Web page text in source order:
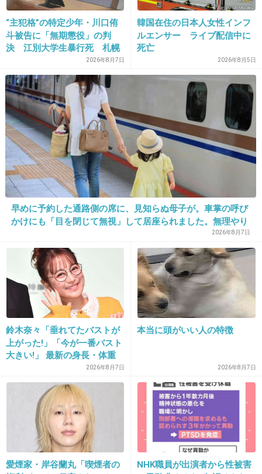
しかった
出典：cache5.amanaimages.com
18. 匿名2014/04/10(木) 18:38:17
私は髪を伸ばしたかったのに、無理やり美容院
連れて行かれてショートヘアーにされてた。
ロングの女の子が本当に羨ましくて、憧れでし
た。
かセミロングです。
+99 -0
19. 匿名2014/04/10(木) 18:38:43
親が自分の子供(私)だけをめいいっぱい褒め
親が私が子供の頃した恥ずかしい行動を言いふ
らす。 かな(笑)
いいんだけど、気持ちは分かるんだけど。恥ず
“主犯格”の特定少年・川口侑
斗被告に「無期懲役」の判
決 江別大学生暴行死 札幌
2026年8月7日
韓国在住の日本人女性インフ
ルエンサー ライブ配信中に
死亡
2026年8月5日
早めに予約した通路側の席に、見知らぬ母子が。車掌の呼び
かけにも「目を閉じて無視」して居座られました。無理やり
奪われた席は、結局“やったもん勝ち”になってしまうのでし
ょうか？
2026年8月7日
鈴木奈々「垂れてたバストが
上がった!」「今が一番バスト
大きい!」 最新の身長・体重
2026年8月7日
本当に頭がいい人の特徴
2026年8月7日
愛煙家・岸谷蘭丸「喫煙者の
NHK職員が出演者から性被害